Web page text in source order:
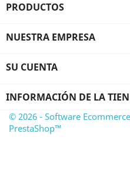
PRODUCTOS
NUESTRA EMPRESA
SU CUENTA
INFORMACIÓN DE LA
© 2026 - Software
PrestaShop™